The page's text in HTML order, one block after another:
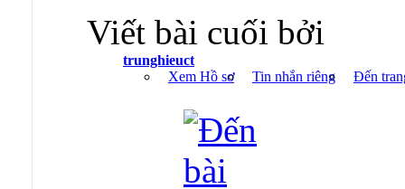
Viết bài cuối bởi
trunghieuct
Xem Hồ sơ
Tin nhắn riêng Đến